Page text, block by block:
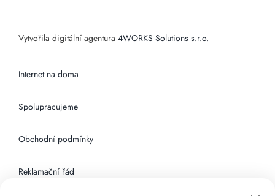
Vytvořila digitální agentura 4WORKS Solutions s.r.o.
Internet na doma
Spolupracujeme
Obchodní podmínky
Reklamační řád